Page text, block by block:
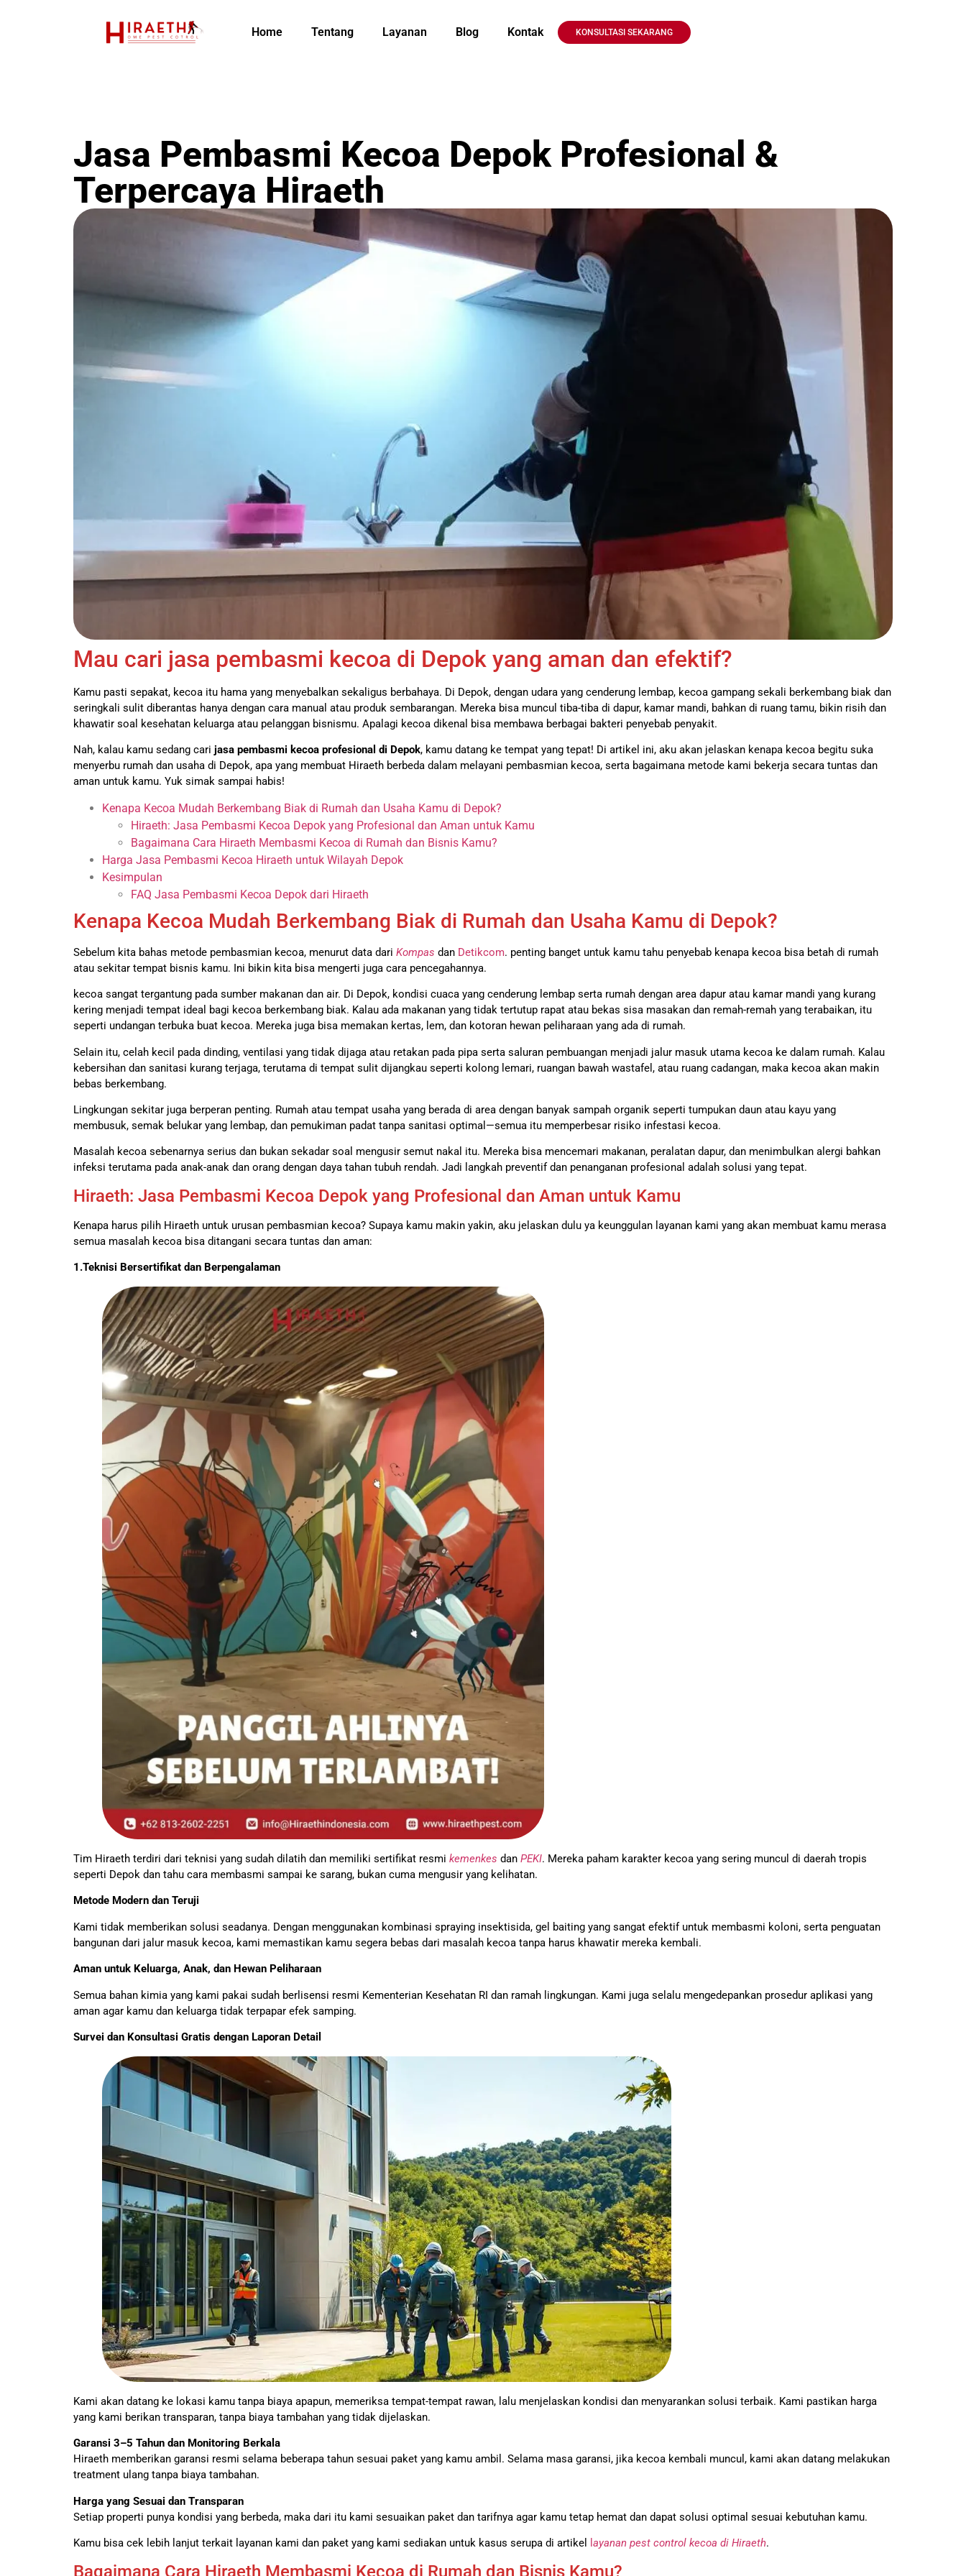
Home Tentang Layanan Blog Kontak KONSULTASI SEKARANG
Jasa Pembasmi Kecoa Depok Profesional &
Terpercaya Hiraeth
Mau cari jasa pembasmi kecoa di Depok yang aman dan efektif?
Kamu pasti sepakat, kecoa itu hama yang menyebalkan sekaligus berbahaya. Di Depok, dengan udara yang cenderung lembap, kecoa gampang sekali berkembang biak dan
seringkali sulit diberantas hanya dengan cara manual atau produk sembarangan. Mereka bisa muncul tiba-tiba di dapur, kamar mandi, bahkan di ruang tamu, bikin risih dan
khawatir soal kesehatan keluarga atau pelanggan bisnismu. Apalagi kecoa dikenal bisa membawa berbagai bakteri penyebab penyakit.
Nah, kalau kamu sedang cari jasa pembasmi kecoa profesional di Depok, kamu datang ke tempat yang tepat! Di artikel ini, aku akan jelaskan kenapa kecoa begitu suka
menyerbu rumah dan usaha di Depok, apa yang membuat Hiraeth berbeda dalam melayani pembasmian kecoa, serta bagaimana metode kami bekerja secara tuntas dan
aman untuk kamu. Yuk simak sampai habis!
Kenapa Kecoa Mudah Berkembang Biak di Rumah dan Usaha Kamu di Depok?
Hiraeth: Jasa Pembasmi Kecoa Depok yang Profesional dan Aman untuk Kamu
Bagaimana Cara Hiraeth Membasmi Kecoa di Rumah dan Bisnis Kamu?
Harga Jasa Pembasmi Kecoa Hiraeth untuk Wilayah Depok
Kesimpulan
FAQ Jasa Pembasmi Kecoa Depok dari Hiraeth
Kenapa Kecoa Mudah Berkembang Biak di Rumah dan Usaha Kamu di Depok?
Sebelum kita bahas metode pembasmian kecoa, menurut data dari Kompas dan Detikcom. penting banget untuk kamu tahu penyebab kenapa kecoa bisa betah di rumah
atau sekitar tempat bisnis kamu. Ini bikin kita bisa mengerti juga cara pencegahannya.
kecoa sangat tergantung pada sumber makanan dan air. Di Depok, kondisi cuaca yang cenderung lembap serta rumah dengan area dapur atau kamar mandi yang kurang
kering menjadi tempat ideal bagi kecoa berkembang biak. Kalau ada makanan yang tidak tertutup rapat atau bekas sisa masakan dan remah-remah yang terabaikan, itu
seperti undangan terbuka buat kecoa. Mereka juga bisa memakan kertas, lem, dan kotoran hewan peliharaan yang ada di rumah.
Selain itu, celah kecil pada dinding, ventilasi yang tidak dijaga atau retakan pada pipa serta saluran pembuangan menjadi jalur masuk utama kecoa ke dalam rumah. Kalau
kebersihan dan sanitasi kurang terjaga, terutama di tempat sulit dijangkau seperti kolong lemari, ruangan bawah wastafel, atau ruang cadangan, maka kecoa akan makin
bebas berkembang.
Lingkungan sekitar juga berperan penting. Rumah atau tempat usaha yang berada di area dengan banyak sampah organik seperti tumpukan daun atau kayu yang
membusuk, semak belukar yang lembap, dan pemukiman padat tanpa sanitasi optimal—semua itu memperbesar risiko infestasi kecoa.
Masalah kecoa sebenarnya serius dan bukan sekadar soal mengusir semut nakal itu. Mereka bisa mencemari makanan, peralatan dapur, dan menimbulkan alergi bahkan
infeksi terutama pada anak-anak dan orang dengan daya tahan tubuh rendah. Jadi langkah preventif dan penanganan profesional adalah solusi yang tepat.
Hiraeth: Jasa Pembasmi Kecoa Depok yang Profesional dan Aman untuk Kamu
Kenapa harus pilih Hiraeth untuk urusan pembasmian kecoa? Supaya kamu makin yakin, aku jelaskan dulu ya keunggulan layanan kami yang akan membuat kamu merasa
semua masalah kecoa bisa ditangani secara tuntas dan aman:
1.Teknisi Bersertifikat dan Berpengalaman
Tim Hiraeth terdiri dari teknisi yang sudah dilatih dan memiliki sertifikat resmi kemenkes dan PEKI. Mereka paham karakter kecoa yang sering muncul di daerah tropis
seperti Depok dan tahu cara membasmi sampai ke sarang, bukan cuma mengusir yang kelihatan.
Metode Modern dan Teruji
Kami tidak memberikan solusi seadanya. Dengan menggunakan kombinasi spraying insektisida, gel baiting yang sangat efektif untuk membasmi koloni, serta penguatan
bangunan dari jalur masuk kecoa, kami memastikan kamu segera bebas dari masalah kecoa tanpa harus khawatir mereka kembali.
Aman untuk Keluarga, Anak, dan Hewan Peliharaan
Semua bahan kimia yang kami pakai sudah berlisensi resmi Kementerian Kesehatan RI dan ramah lingkungan. Kami juga selalu mengedepankan prosedur aplikasi yang
aman agar kamu dan keluarga tidak terpapar efek samping.
Survei dan Konsultasi Gratis dengan Laporan Detail
Kami akan datang ke lokasi kamu tanpa biaya apapun, memeriksa tempat-tempat rawan, lalu menjelaskan kondisi dan menyarankan solusi terbaik. Kami pastikan harga
yang kami berikan transparan, tanpa biaya tambahan yang tidak dijelaskan.
Garansi 3–5 Tahun dan Monitoring Berkala
Hiraeth memberikan garansi resmi selama beberapa tahun sesuai paket yang kamu ambil. Selama masa garansi, jika kecoa kembali muncul, kami akan datang melakukan
treatment ulang tanpa biaya tambahan.
Harga yang Sesuai dan Transparan
Setiap properti punya kondisi yang berbeda, maka dari itu kami sesuaikan paket dan tarifnya agar kamu tetap hemat dan dapat solusi optimal sesuai kebutuhan kamu.
Kamu bisa cek lebih lanjut terkait layanan kami dan paket yang kami sediakan untuk kasus serupa di artikel ayanan pest control kecoa di Hiraeth.
Bagaimana Cara Hiraeth Membasmi Kecoa di Rumah dan Bisnis Kamu?